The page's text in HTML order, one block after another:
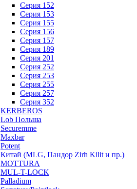
Серия 152
Серия 153
Серия 155
Серия 156
Серия 157
Серия 189
Серия 201
Серия 252
Серия 253
Серия 255
Серия 257
Серия 352
KERBEROS
Lob Польша
Securemme
Maxbar
Potent
Китай (MLG, Пандор Zirh Kilit и пр.)
MOTTURA
MUL-T-LOCK
Palladium